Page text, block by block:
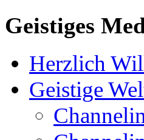
Geistiges
Herzlich
Geistige